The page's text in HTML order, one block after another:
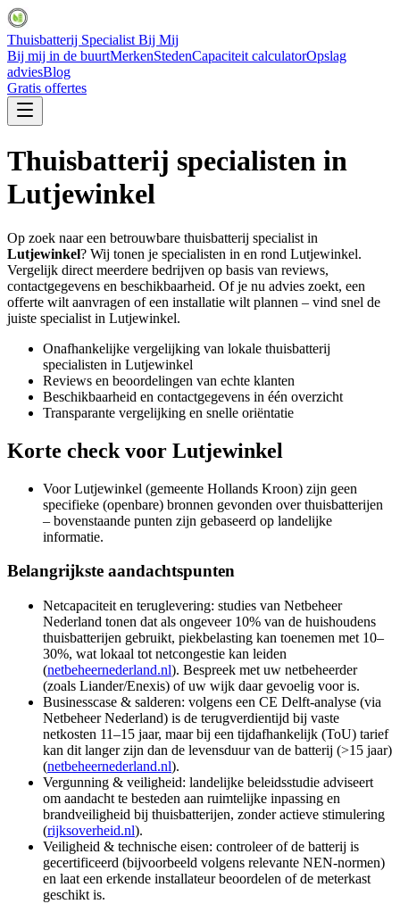
Thuisbatterij Specialist Bij Mij
Bij mij in de buurtMerkenStedenCapaciteit calculatorOpslag
adviesBlog
Gratis offertes
Thuisbatterij specialisten in
Lutjewinkel
Op zoek naar een betrouwbare thuisbatterij specialist in
Lutjewinkel? Wij tonen je specialisten in en rond Lutjewinkel.
Vergelijk direct meerdere bedrijven op basis van reviews,
contactgegevens en beschikbaarheid. Of je nu advies zoekt, een
offerte wilt aanvragen of een installatie wilt plannen – vind snel de
juiste specialist in Lutjewinkel.
Onafhankelijke vergelijking van lokale thuisbatterij
specialisten in Lutjewinkel
Reviews en beoordelingen van echte klanten
Beschikbaarheid en contactgegevens in één overzicht
Transparante vergelijking en snelle oriëntatie
Korte check voor Lutjewinkel
Voor Lutjewinkel (gemeente Hollands Kroon) zijn geen
specifieke (openbare) bronnen gevonden over thuisbatterijen
– bovenstaande punten zijn gebaseerd op landelijke
informatie.
Belangrijkste aandachtspunten
Netcapaciteit en teruglevering: studies van Netbeheer
Nederland tonen dat als ongeveer 10% van de huishoudens
thuisbatterijen gebruikt, piekbelasting kan toenemen met 10–
30%, wat lokaal tot netcongestie kan leiden
(netbeheernederland.nl). Bespreek met uw netbeheerder
(zoals Liander/Enexis) of uw wijk daar gevoelig voor is.
Businesscase & salderen: volgens een CE Delft-analyse (via
Netbeheer Nederland) is de terugverdientijd bij vaste
netkosten 11–15 jaar, maar bij een tijdafhankelijk (ToU) tarief
kan dit langer zijn dan de levensduur van de batterij (>15 jaar)
(netbeheernederland.nl).
Vergunning & veiligheid: landelijke beleidsstudie adviseert
om aandacht te besteden aan ruimtelijke inpassing en
brandveiligheid bij thuisbatterijen, zonder actieve stimulering
(rijksoverheid.nl).
Veiligheid & technische eisen: controleer of de batterij is
gecertificeerd (bijvoorbeeld volgens relevante NEN-normen)
en laat een erkende installateur beoordelen of de meterkast
geschikt is.